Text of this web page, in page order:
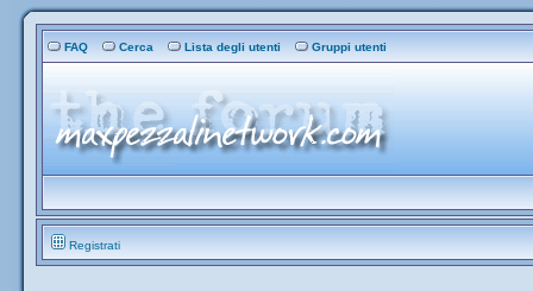
FAQ Cerca Lista degli utenti Gruppi utenti
Registrati